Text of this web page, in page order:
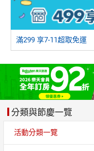
滿299 享7-11超取免運
分類與節慶一覽
活動分類一覽